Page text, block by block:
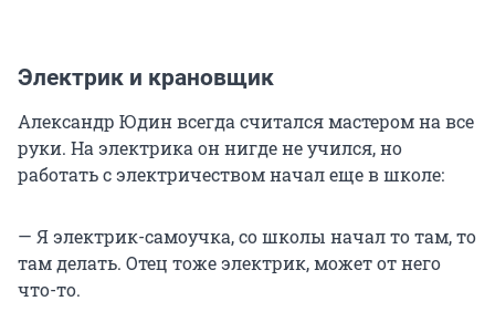
Электрик и крановщик
Александр Юдин всегда считался мастером на все
руки. На электрика он нигде не учился, но
работать с электричеством начал еще в школе:
— Я электрик-самоучка, со школы начал то там, то
там делать. Отец тоже электрик, может от него
что-то.